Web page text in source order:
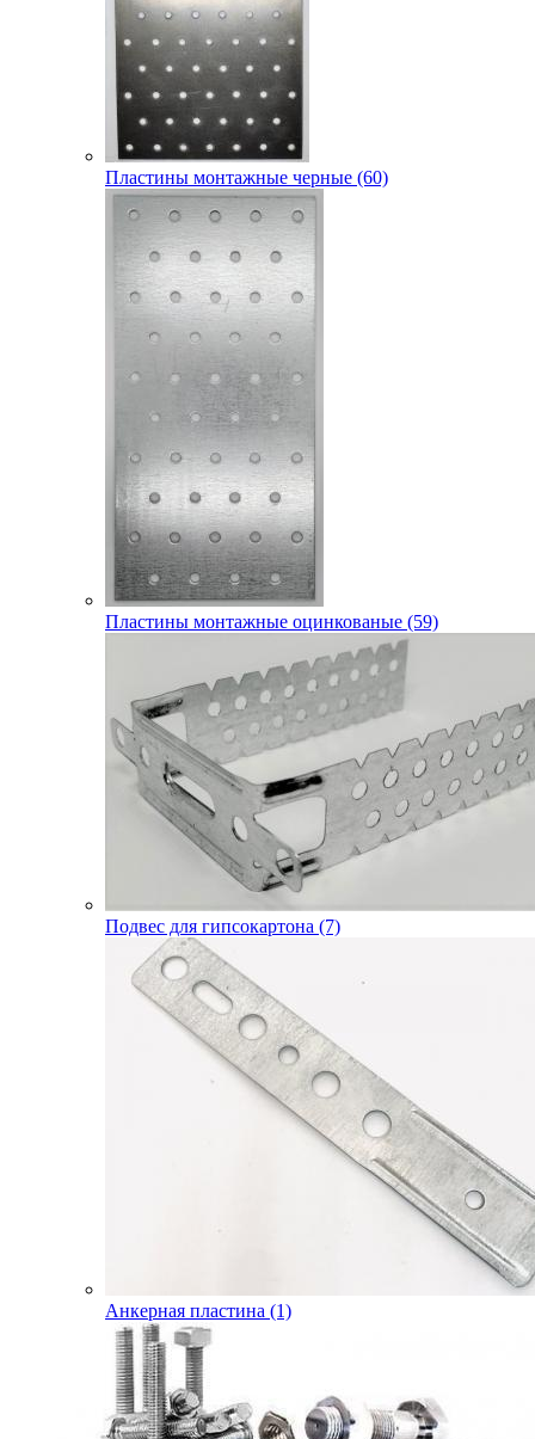
Пластины монтажные черные (60)
Пластины монтажные оцинкованые (59)
Подвес для гипсокартона (7)
Анкерная пластина (1)